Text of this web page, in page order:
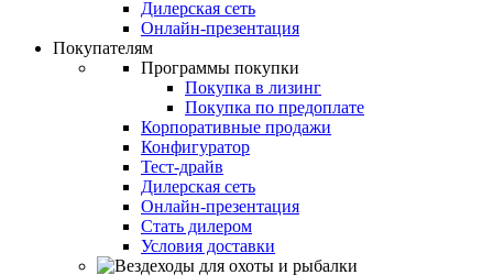
Дилерская сеть
Онлайн-презентация
Покупателям
Программы покупки
Покупка в лизинг
Покупка по предоплате
Корпоративные продажи
Конфигуратор
Тест-драйв
Дилерская сеть
Онлайн-презентация
Стать дилером
Условия доставки